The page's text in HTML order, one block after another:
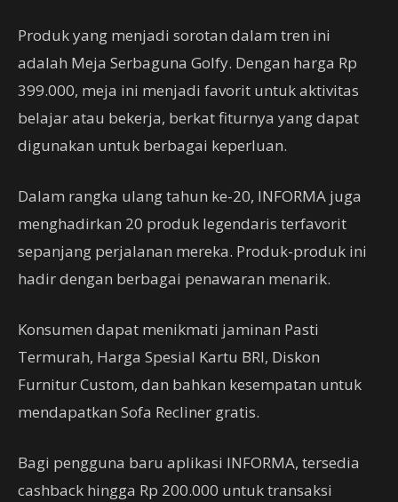
Produk yang menjadi sorotan dalam tren ini
adalah Meja Serbaguna Golfy. Dengan harga Rp
399.000, meja ini menjadi favorit untuk aktivitas
belajar atau bekerja, berkat fiturnya yang dapat
digunakan untuk berbagai keperluan.
Dalam rangka ulang tahun ke-20, INFORMA juga
menghadirkan 20 produk legendaris terfavorit
sepanjang perjalanan mereka. Produk-produk ini
hadir dengan berbagai penawaran menarik.
Konsumen dapat menikmati jaminan Pasti
Termurah, Harga Spesial Kartu BRI, Diskon
Furnitur Custom, dan bahkan kesempatan untuk
mendapatkan Sofa Recliner gratis.
Bagi pengguna baru aplikasi INFORMA, tersedia
cashback hingga Rp 200.000 untuk transaksi